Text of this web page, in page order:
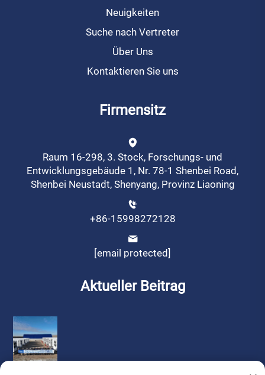
Neuigkeiten
Suche nach Vertreter
Über Uns
Kontaktieren Sie uns
Firmensitz
Raum 16-298, 3. Stock, Forschungs- und
Entwicklungsgebäude 1, Nr. 78-1 Shenbei Road,
Shenbei Neustadt, Shenyang, Provinz Liaoning
+86-15998272128
[email protected]
Aktueller Beitrag